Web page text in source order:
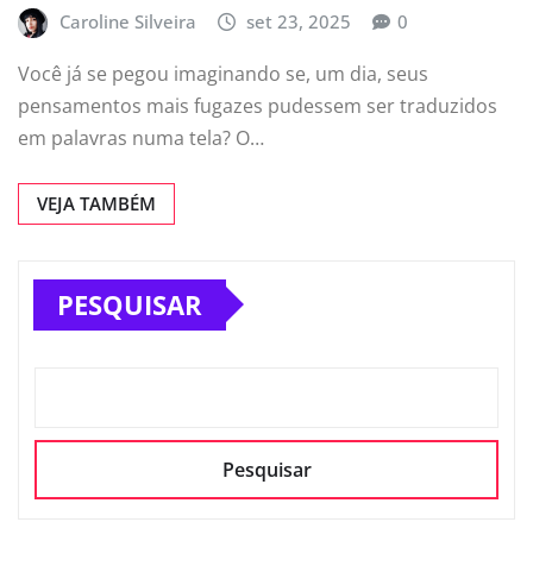
Caroline Silveira set 23, 2025 0
Você já se pegou imaginando se, um dia, seus
pensamentos mais fugazes pudessem ser traduzidos
em palavras numa tela? O…
VEJA TAMBÉM
PESQUISAR
Pesquisar